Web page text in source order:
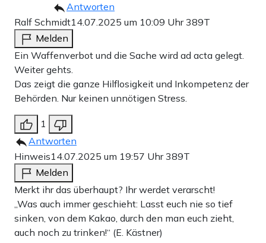
Antworten
Ralf Schmidt14.07.2025 um 10:09 Uhr389T
Melden
Ein Waffenverbot und die Sache wird ad acta gelegt.
Weiter gehts.
Das zeigt die ganze Hilflosigkeit und Inkompetenz der
Behörden. Nur keinen unnötigen Stress.
1
Antworten
Hinweis14.07.2025 um 19:57 Uhr389T
Melden
Merkt ihr das überhaupt? Ihr werdet verarscht!
„Was auch immer geschieht: Lasst euch nie so tief
sinken, von dem Kakao, durch den man euch zieht,
auch noch zu trinken!“ (E. Kästner)